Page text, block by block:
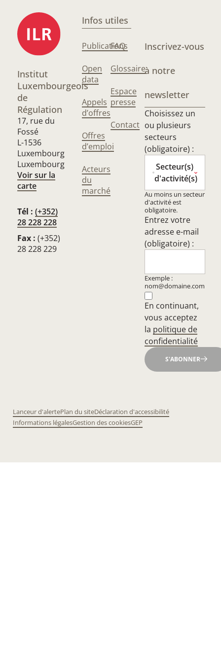
Institut
Luxembourgeois
de
Régulation
17, rue du
Fossé
L-1536
Luxembourg
Luxembourg
Voir sur la
carte
Tél : (+352)
28 228 228
Fax : (+352)
28 228 229
Infos utiles
Publications
Open
data
Appels
d’offres
Offres
d’emploi
Acteurs
du
marché
FAQ
Glossaire
Espace
presse
Contact
Inscrivez-vous
à notre
newsletter
Choisissez un
ou plusieurs
secteurs
(obligatoire) :
Secteur(s)
d'activité(s)
Au moins un secteur
d'activité est
obligatoire.
Entrez votre
adresse e-mail
(obligatoire) :
Exemple :
nom@domaine.com
En continuant,
vous acceptez
la politique de
confidentialité
S'ABONNER
Lanceur d'alertePlan du siteDéclaration d'accessibilité
Informations légalesGestion des cookiesGEP